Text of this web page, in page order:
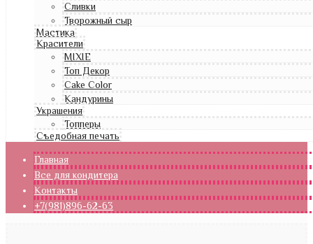
Сливки
Творожный сыр
Мастика
Красители
MIXIE
Топ Декор
Cake Color
Кандурины
Украшения
Топперы
Съедобная печать
Главная
Все для кондитера
Контакты
+7(981)896-62-63